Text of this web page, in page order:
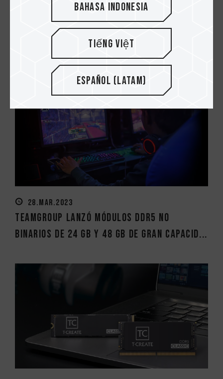
28.APR.2023
¡Ayuda! Una solución para el
sobrecalentamiento de las SSD PCIe Gen5
28.MAR.2023
TEAMGROUP lanzó módulos DDR5 no
binarios de 24 GB y 48 GB de gran capacid...
Bahasa Indonesia
Tiếng Việt
Español (Latam)